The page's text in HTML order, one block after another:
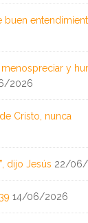
buen
y
2026
Cristo, nunca
dijo Jesús 22/
14/06/2026